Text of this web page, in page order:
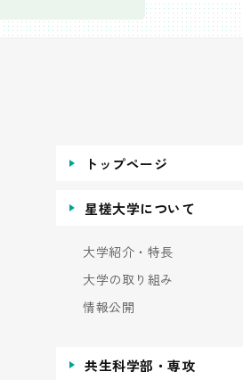
トップページ
星槎大学について
大学紹介・特長
大学の取り組み
情報公開
共生科学部・専攻